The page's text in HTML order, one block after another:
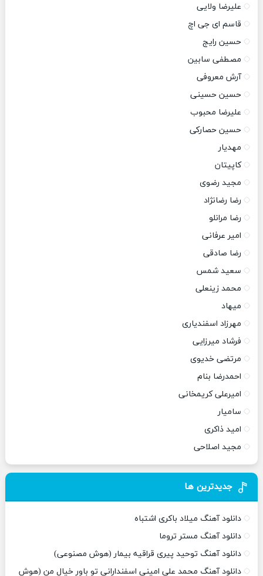
علیرضا ولایی
قاسم ای جی اچ
حسین رایج
مصطفی سابین
آرش معروفی
حسین حسینی
علیرضا محبوب
حسین حصارکی
مهدیار
کاپیتان
مجید رضوی
رضا رضانژاد
رضا مرانلو
امیر عرفانی
رضا صادقی
سعید شمس
محمد زینعلی
میهاد
مهرزاد اسفندیاری
فرشاد میرزایی
مرتضی خدیوی
احمدرضا بنام
امیرعلی کریمخانی
سامیار
امید ذاکری
مجید اصلاحی
جدیدترین ها
دانلود آهنگ میلاد باکری اشتباه
دانلود آهنگ مستر تروما
دانلود آهنگ توحید پیری قراقیه بیمار (هوش مصنوعی)
دانلود آهنگ محمد علی امینی اسفندارانی تو باور خیال من (هوش